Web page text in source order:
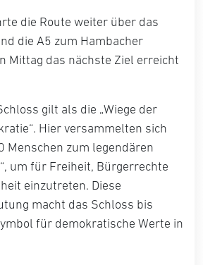
die Route weiter über das
die A5 zum Hambacher
Mittag das nächste Ziel erreicht
gilt als die „Wiege der
Hier versammelten sich
Menschen zum legendären
um für Freiheit, Bürgerrechte
einzutreten. Diese
macht das Schloss bis
für demokratische Werte in